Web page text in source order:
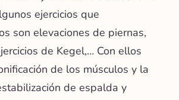
ejercicios que
son elevaciones de piernas,
de Kegel,… Con ellos
de los músculos y la
de espalda y